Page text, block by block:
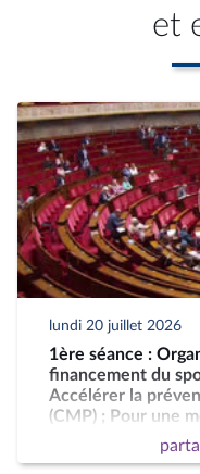
et
lundi 20 juillet 2026
1ère séance :
financement du
Accélérer la
(CMP) ; Pour une